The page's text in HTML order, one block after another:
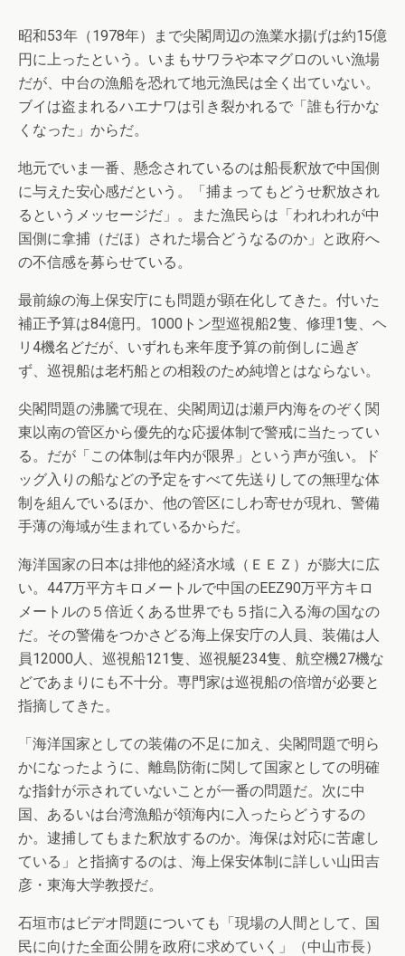
昭和53年（1978年）まで尖閣周辺の漁業水揚げは約15億
円に上ったという。いまもサワラや本マグロのいい漁場
だが、中台の漁船を恐れて地元漁民は全く出ていない。
ブイは盗まれるハエナワは引き裂かれるで「誰も行かな
くなった」からだ。
地元でいま一番、懸念されているのは船長釈放で中国側
に与えた安心感だという。「捕まってもどうせ釈放され
るというメッセージだ」。また漁民らは「われわれが中
国側に拿捕（だほ）された場合どうなるのか」と政府へ
の不信感を募らせている。
最前線の海上保安庁にも問題が顕在化してきた。付いた
補正予算は84億円。1000トン型巡視船2隻、修理1隻、ヘ
リ4機名どだが、いずれも来年度予算の前倒しに過ぎ
ず、巡視船は老朽船との相殺のため純増とはならない。
尖閣問題の沸騰で現在、尖閣周辺は瀬戸内海をのぞく関
東以南の管区から優先的な応援体制で警戒に当たってい
る。だが「この体制は年内が限界」という声が強い。ド
ッグ入りの船などの予定をすべて先送りしての無理な体
制を組んでいるほか、他の管区にしわ寄せが現れ、警備
手薄の海域が生まれているからだ。
海洋国家の日本は排他的経済水域（ＥＥＺ）が膨大に広
い。447万平方キロメートルで中国のEEZ90万平方キロ
メートルの５倍近くある世界でも５指に入る海の国なの
だ。その警備をつかさどる海上保安庁の人員、装備は人
員12000人、巡視船121隻、巡視艇234隻、航空機27機な
どであまりにも不十分。専門家は巡視船の倍増が必要と
指摘してきた。
「海洋国家としての装備の不足に加え、尖閣問題で明ら
かになったように、離島防衛に関して国家としての明確
な指針が示されていないことが一番の問題だ。次に中
国、あるいは台湾漁船が領海内に入ったらどうするの
か。逮捕してもまた釈放するのか。海保は対応に苦慮し
ている」と指摘するのは、海上保安体制に詳しい山田吉
彦・東海大学教授だ。
石垣市はビデオ問題についても「現場の人間として、国
民に向けた全面公開を政府に求めていく」（中山市長）